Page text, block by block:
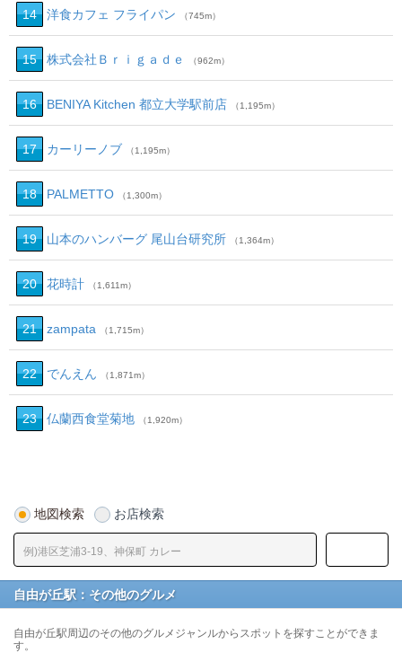
14 洋食カフェ フライパン （745m）
15 株式会社Ｂｒｉｇａｄｅ （962m）
16 BENIYA Kitchen 都立大学駅前店 （1,195m）
17 カーリーノブ （1,195m）
18 PALMETTO （1,300m）
19 山本のハンバーグ 尾山台研究所 （1,364m）
20 花時計 （1,611m）
21 zampata （1,715m）
22 でんえん （1,871m）
23 仏蘭西食堂菊地 （1,920m）
地図検索 お店検索
自由が丘駅：その他のグルメ
自由が丘駅周辺のその他のグルメジャンルからスポットを探すことができま
す。